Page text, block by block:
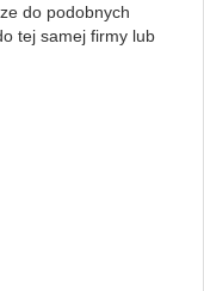
do podobnych
tej samej firmy lub